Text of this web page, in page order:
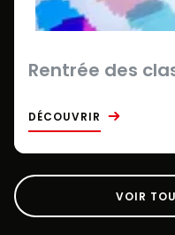
Rentrée des
DÉCOUVRIR
VOIR